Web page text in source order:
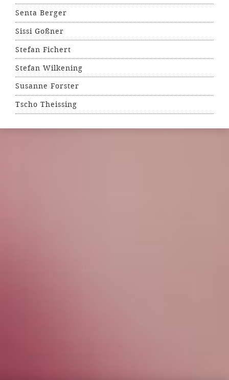
Senta Berger
Sissi Goßner
Stefan Fichert
Stefan Wilkening
Susanne Forster
Tscho Theissing